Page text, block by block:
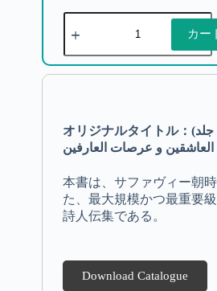
カー
オリジナルタイトル：(هشت جلد) عرفات
العاشقین و عرصات العارفین
本書は、サファヴィー朝
た、最大規模かつ最重要
詩人伝集である。
Download Catalogue